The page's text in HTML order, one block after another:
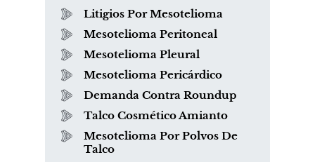
Litigios Por Mesotelioma
Mesotelioma Peritoneal
Mesotelioma Pleural
Mesotelioma Pericárdico
Demanda Contra Roundup
Talco Cosmético Amianto
Mesotelioma Por Polvos De
Talco